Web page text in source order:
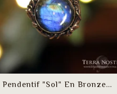
Pendentif "Sol" En Bronze...